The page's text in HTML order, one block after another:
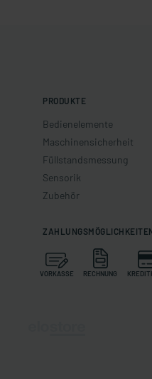
PRODUKTE
Bedienelemente
Maschinensicherheit
Füllstandsmessung
Sensorik
Zubehör
VORKASSE RECHNUNG